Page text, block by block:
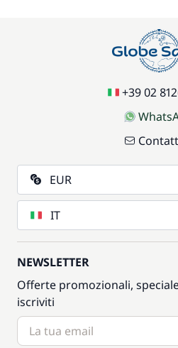
Spese di Gestione
+39 02
EUR
IT
NEWSLETTER
Offerte promozionali,
iscriviti